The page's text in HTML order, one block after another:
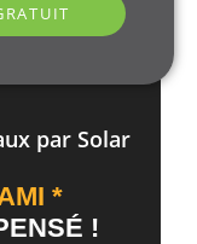
par Solar
*
!